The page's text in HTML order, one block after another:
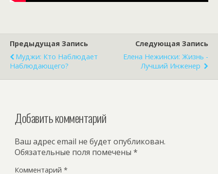
Предыдущая Запись
Муджи: Кто Наблюдает
Наблюдающего?
Следующая Запись
Елена Нежински: Жизнь -
Лучший Инженер
Добавить комментарий
Ваш адрес email не будет опубликован.
Обязательные поля помечены *
Комментарий *